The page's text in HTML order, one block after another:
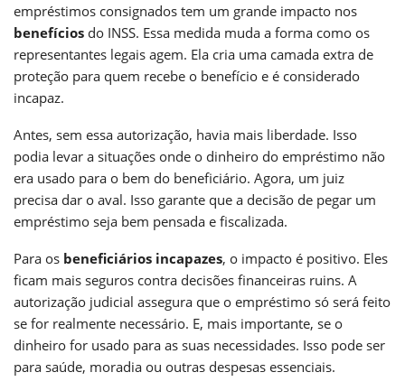
empréstimos consignados tem um grande impacto nos
benefícios do INSS. Essa medida muda a forma como os
representantes legais agem. Ela cria uma camada extra de
proteção para quem recebe o benefício e é considerado
incapaz.
Antes, sem essa autorização, havia mais liberdade. Isso
podia levar a situações onde o dinheiro do empréstimo não
era usado para o bem do beneficiário. Agora, um juiz
precisa dar o aval. Isso garante que a decisão de pegar um
empréstimo seja bem pensada e fiscalizada.
Para os beneficiários incapazes, o impacto é positivo. Eles
ficam mais seguros contra decisões financeiras ruins. A
autorização judicial assegura que o empréstimo só será feito
se for realmente necessário. E, mais importante, se o
dinheiro for usado para as suas necessidades. Isso pode ser
para saúde, moradia ou outras despesas essenciais.